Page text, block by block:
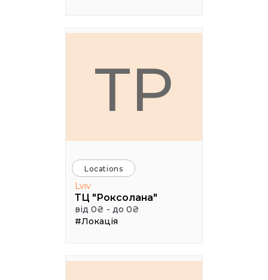
ТР
Locations
Lviv
ТЦ "Роксолана"
від 0₴ - до 0₴
#Локація